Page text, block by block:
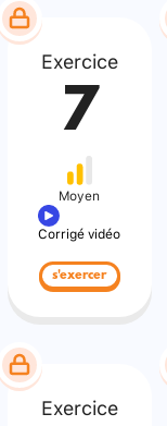
Exercice
7
Moyen
Corrigé vidéo
s'exercer
Exercice